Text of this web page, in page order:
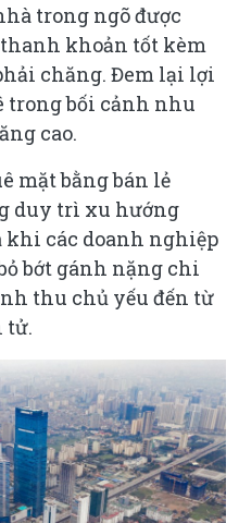
trong ngõ được
khoản tốt kèm
chăng. Đem lại lợi
trong bối cảnh nhu
cao.
mặt bằng bán lẻ
duy trì xu hướng
các doanh nghiệp
bớt gánh nặng chi
thu chủ yếu đến từ
tử.